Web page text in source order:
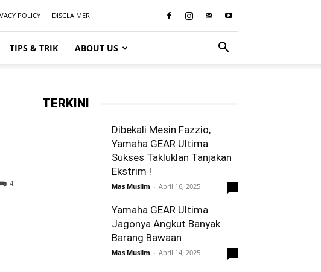
POLICY DISCLAIMER
TIPS & TRIK ABOUT US
4
TERKINI
Dibekali Mesin Fazzio,
Yamaha GEAR Ultima
Sukses Takluklan Tanjakan
Ekstrim !
Mas Muslim - April 16, 2025
Yamaha GEAR Ultima
Jagonya Angkut Banyak
Barang Bawaan
Mas Muslim - April 14, 2025